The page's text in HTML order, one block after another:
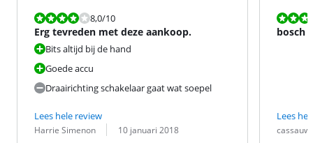
Beoordeling is 8,0 van de 10.
8,0/10
Erg tevreden met deze aankoop.
Bits altijd bij de hand
Goede accu
Draairichting schakelaar gaat wat soepel
Lees hele review
Beoordeling door:
Harrie Simenon
Datum: 10 januari 2018
bosch
Lees
Datum: